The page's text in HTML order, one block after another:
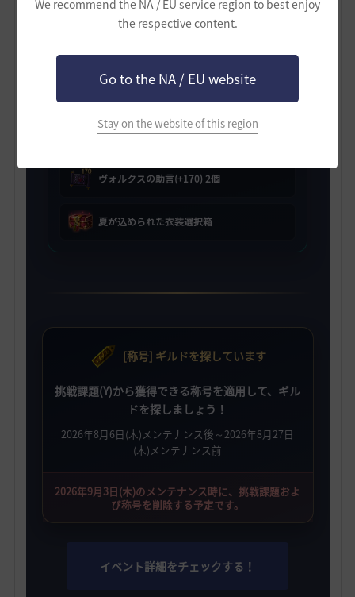
We recommend the NA / EU service region to best enjoy
the respective content.
Go to the NA / EU website
Stay on the website of this region
ヴォルクスの助言(+160) 2個
ヴォルクスの助言(+170) 2個
夏が込められた衣装選択箱
[称号] ギルドを探しています
挑戦課題(Y)から獲得できる称号を適用して、ギル
ドを探しましょう！
2026年8月6日(木)メンテナンス後～2026年8月27日
(木)メンテナンス前
2026年9月3日(木)のメンテナンス時に、挑戦課題およ
び称号を削除する予定です。
イベント詳細をチェックする！